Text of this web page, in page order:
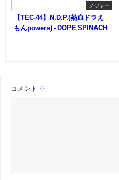
メジャー
【TEC-44】N.D.P.(熱血ドラえ
もんpowers) - DOPE SPINACH
コメント ※